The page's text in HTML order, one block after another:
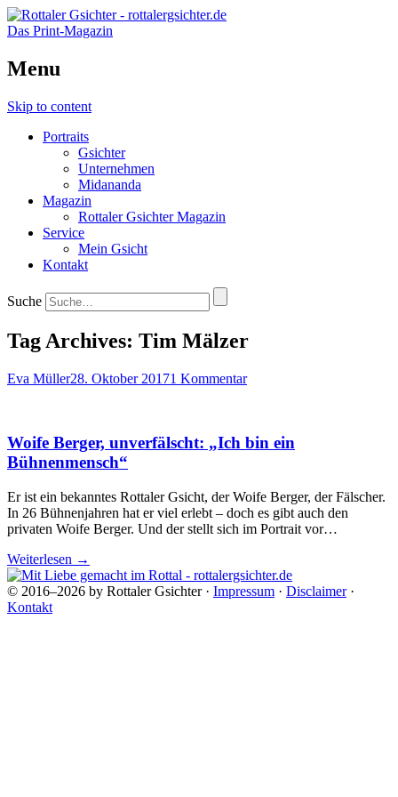
Das Print-Magazin
Menu
Skip to content
Portraits
Gsichter
Unternehmen
Midananda
Magazin
Rottaler Gsichter Magazin
Service
Mein Gsicht
Kontakt
Suche
Tag Archives: Tim Mälzer
Eva Müller28. Oktober 20171 Kommentar
Woife Berger, unverfälscht: „Ich bin ein
Bühnenmensch“
Er ist ein bekanntes Rottaler Gsicht, der Woife Berger, der Fälscher.
In 26 Bühnenjahren hat er viel erlebt – doch es gibt auch den
privaten Woife Berger. Und der stellt sich im Portrait vor…
Weiterlesen →
© 2016–2026 by Rottaler Gsichter · Impressum · Disclaimer·
Kontakt